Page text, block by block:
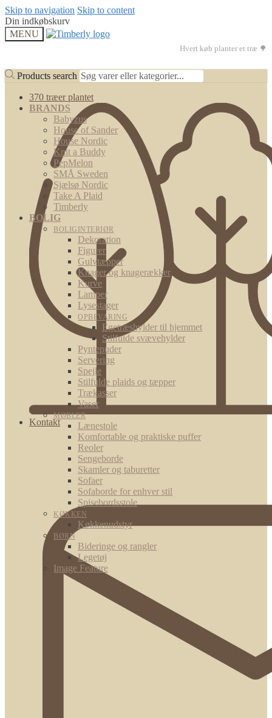
Skip to navigation Skip to content
Din indkøbskurv
MENU
Hvert køb planter et træ 🌳
Products search
370 træer plantet
Kontakt
Products search
BRANDS
Babyzus
House of Sander
House Nordic
Knit a Buddy
PepMelon
SMÅ Sweden
Sjælsø Nordic
Take A Plaid
Timberly
BOLIG
BOLIGINTERIØR
Dekoration
Figurer
Gulvtæpper
Knager og knagerækker
Kurve
Lamper
Lysestager
OPBEVARING
Egetræshylder til hjemmet
Stilfulde svævehylder
Pyntepuder
Servering
Spejle
Stilfulde plaids og tæpper
Trækasser
Vaser
MØBLER
Lænestole
Komfortable og praktiske puffer
Reoler
Sengeborde
Skamler og taburetter
Sofaer
Sofaborde for enhver stil
Spisebordsstole
KØKKEN
Køkkenudstyr
BØRN
Bideringe og rangler
Legetøj
Image Feature